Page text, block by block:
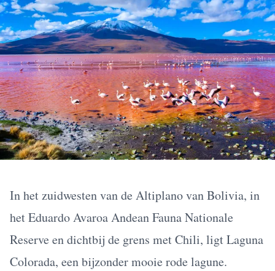
In het zuidwesten van de Altiplano van Bolivia, in
het Eduardo Avaroa Andean Fauna Nationale
Reserve en dichtbij de grens met Chili, ligt Laguna
Colorada, een bijzonder mooie rode lagune.